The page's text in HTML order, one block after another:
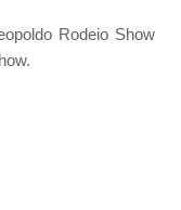
Rodeio Show